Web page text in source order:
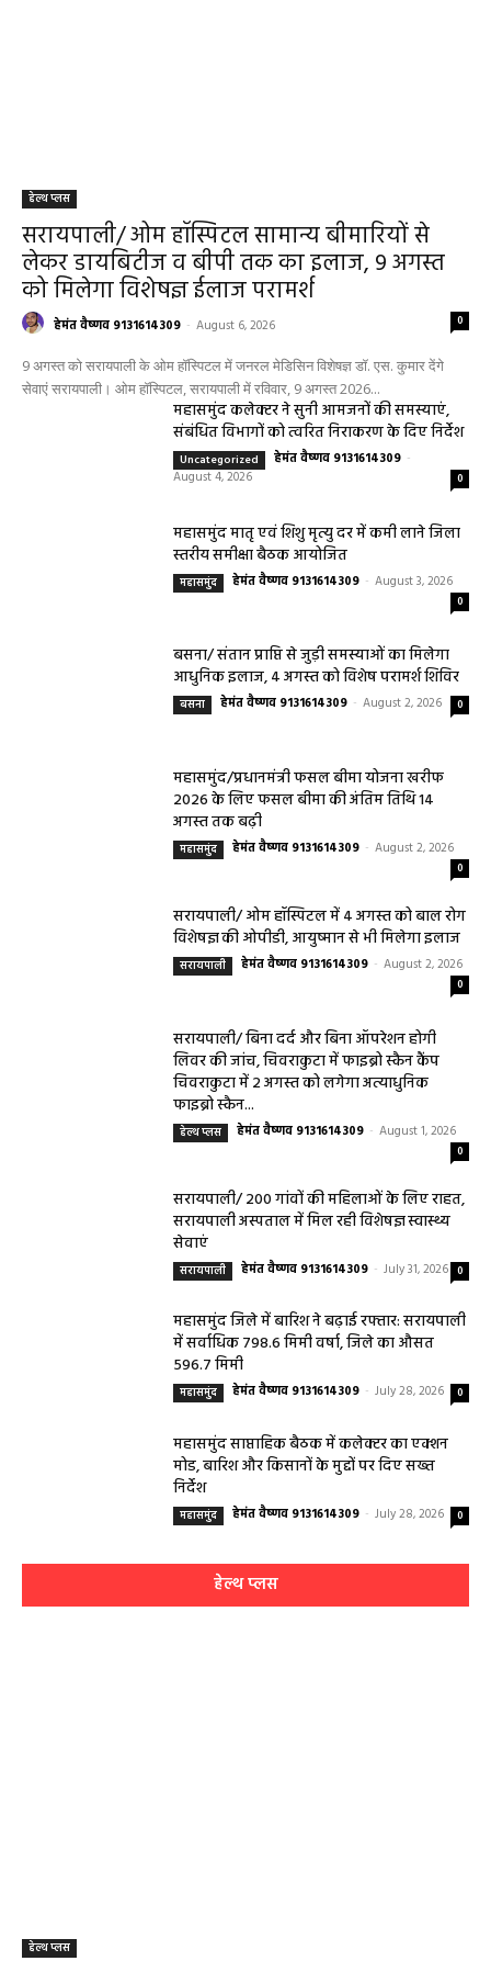
हेल्थ प्लस
सरायपाली/ ओम हॉस्पिटल सामान्य बीमारियों से
लेकर डायबिटीज व बीपी तक का इलाज, 9 अगस्त
को मिलेगा विशेषज्ञ ईलाज परामर्श
हेमंत वैष्णव 9131614309 - August 6, 2026 0
9 अगस्त को सरायपाली के ओम हॉस्पिटल में जनरल मेडिसिन विशेषज्ञ डॉ. एस. कुमार देंगे
सेवाएं सरायपाली। ओम हॉस्पिटल, सरायपाली में रविवार, 9 अगस्त 2026...
महासमुंद कलेक्टर ने सुनी आमजनों की समस्याएं,
संबंधित विभागों को त्वरित निराकरण के दिए निर्देश
Uncategorized हेमंत वैष्णव 9131614309 -
August 4, 2026
0
महासमुंद मातृ एवं शिशु मृत्यु दर में कमी लाने जिला
स्तरीय समीक्षा बैठक आयोजित
महासमुंद हेमंत वैष्णव 9131614309 - August 3, 2026
0
बसना/ संतान प्राप्ति से जुड़ी समस्याओं का मिलेगा
आधुनिक इलाज, 4 अगस्त को विशेष परामर्श शिविर
बसना हेमंत वैष्णव 9131614309 - August 2, 2026 0
महासमुंद/प्रधानमंत्री फसल बीमा योजना खरीफ
2026 के लिए फसल बीमा की अंतिम तिथि 14
अगस्त तक बढ़ी
महासमुंद हेमंत वैष्णव 9131614309 - August 2, 2026
0
सरायपाली/ ओम हॉस्पिटल में 4 अगस्त को बाल रोग
विशेषज्ञ की ओपीडी, आयुष्मान से भी मिलेगा इलाज
सरायपाली हेमंत वैष्णव 9131614309 - August 2, 2026
0
सरायपाली/ बिना दर्द और बिना ऑपरेशन होगी
लिवर की जांच, चिवराकुटा में फाइब्रो स्कैन कैंप
चिवराकुटा में 2 अगस्त को लगेगा अत्याधुनिक
फाइब्रो स्कैन...
हेल्थ प्लस हेमंत वैष्णव 9131614309 - August 1, 2026
0
सरायपाली/ 200 गांवों की महिलाओं के लिए राहत,
सरायपाली अस्पताल में मिल रही विशेषज्ञ स्वास्थ्य
सेवाएं
सरायपाली हेमंत वैष्णव 9131614309 - July 31, 2026 0
महासमुंद जिले में बारिश ने बढ़ाई रफ्तार: सरायपाली
में सर्वाधिक 798.6 मिमी वर्षा, जिले का औसत
596.7 मिमी
महासमुंद हेमंत वैष्णव 9131614309 - July 28, 2026 0
महासमुंद साप्ताहिक बैठक में कलेक्टर का एक्शन
मोड, बारिश और किसानों के मुद्दों पर दिए सख्त
निर्देश
महासमुंद हेमंत वैष्णव 9131614309 - July 28, 2026 0
हेल्थ प्लस
हेल्थ प्लस